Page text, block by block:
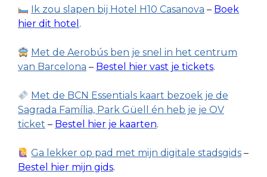
Ik zou slapen bij Hotel H10 Casanova – Boek
hier dit hotel .
Met de Aerobús ben je snel in het centrum
van Barcelona – Bestel hier vast je tickets.
Met de BCN Essentials kaart bezoek je de
Sagrada Família, Park Güell én heb je je OV
ticket – Bestel hier je kaarten.
Ga lekker op pad met mijn digitale stadsgids –
Bestel hier mijn gids.